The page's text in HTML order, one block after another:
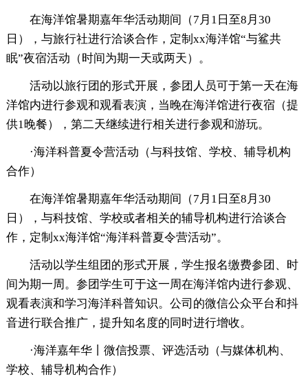
在海洋馆暑期嘉年华活动期间（7月1日至8月30
日），与旅行社进行洽谈合作，定制xx海洋馆“与鲨共
眠”夜宿活动（时间为期一天或两天）。
活动以旅行团的形式开展，参团人员可于第一天在海
洋馆内进行参观和观看表演，当晚在海洋馆进行夜宿（提
供1晚餐），第二天继续进行相关进行参观和游玩。
·海洋科普夏令营活动（与科技馆、学校、辅导机构
合作）
在海洋馆暑期嘉年华活动期间（7月1日至8月30
日），与科技馆、学校或者相关的辅导机构进行洽谈合
作，定制xx海洋馆“海洋科普夏令营活动”。
活动以学生组团的形式开展，学生报名缴费参团、时
间为期一周。参团学生可于这一周在海洋馆内进行参观、
观看表演和学习海洋科普知识。公司的微信公众平台和抖
音进行联合推广，提升知名度的同时进行增收。
·海洋嘉年华丨微信投票、评选活动（与媒体机构、
学校、辅导机构合作）